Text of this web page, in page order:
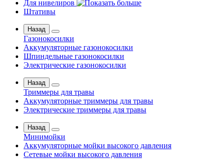
Для нивелиров
Штативы
Назад
Газонокосилки
Аккумуляторные газонокосилки
Шпиндельные газонокосилки
Электрические газонокосилки
Назад
Триммеры для травы
Аккумуляторные триммеры для травы
Электрические триммеры для травы
Назад
Минимойки
Аккумуляторные мойки высокого давления
Сетевые мойки высокого давления